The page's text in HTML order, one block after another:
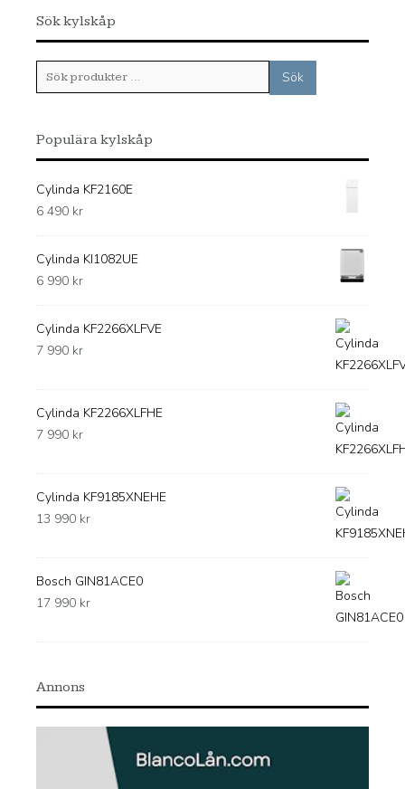
Sök kylskåp
Sök
efter:
Sök
Populära kylskåp
Cylinda KF2160E
6 490 kr
Cylinda KI1082UE
6 990 kr
Cylinda KF2266XLFVE
7 990 kr
Cylinda KF2266XLFHE
7 990 kr
Cylinda KF9185XNEHE
13 990 kr
Bosch GIN81ACE0
17 990 kr
Annons